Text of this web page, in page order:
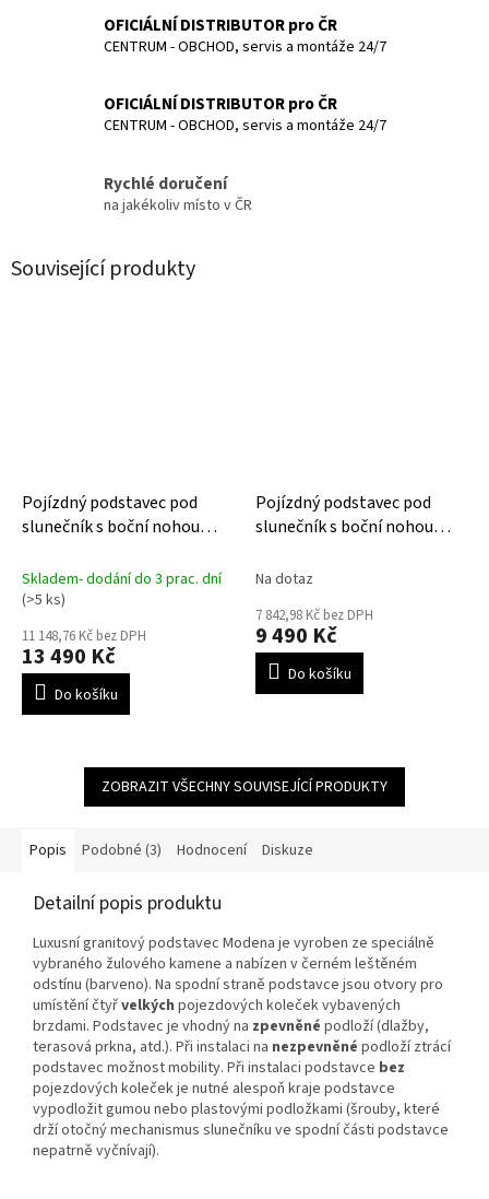
OFICIÁLNÍ DISTRIBUTOR pro ČR
CENTRUM - OBCHOD, servis a montáže 24/7
OFICIÁLNÍ DISTRIBUTOR pro ČR
CENTRUM - OBCHOD, servis a montáže 24/7
Rychlé doručení
na jakékoliv místo v ČR
Související produkty
Pojízdný podstavec pod
slunečník s boční nohou
Skladem- dodání do 3 prac. dní
(>5 ks)
11 148,76 Kč bez DPH
13 490 Kč
Do košíku
Pojízdný podstavec pod
slunečník s boční nohou
Na dotaz
7 842,98 Kč bez DPH
9 490 Kč
Do košíku
ZOBRAZIT VŠECHNY SOUVISEJÍCÍ PRODUKTY
Popis Podobné (3) Hodnocení Diskuze
Detailní popis produktu
Luxusní granitový podstavec Modena je vyroben ze speciálně
vybraného žulového kamene a nabízen v černém leštěném
odstínu (barveno). Na spodní straně podstavce jsou otvory pro
umístění čtyřvelkých pojezdových koleček vybavených
brzdami. Podstavec je vhodný na zpevněné podloží (dlažby,
terasová prkna, atd.). Při instalaci na nezpevněné podloží ztrácí
podstavec možnost mobility. Při instalaci podstavce bez
pojezdových koleček je nutné alespoň kraje podstavce
vypodložit gumou nebo plastovými podložkami (šrouby, které
drží otočný mechanismus slunečníku ve spodní části podstavce
nepatrně vyčnívají).